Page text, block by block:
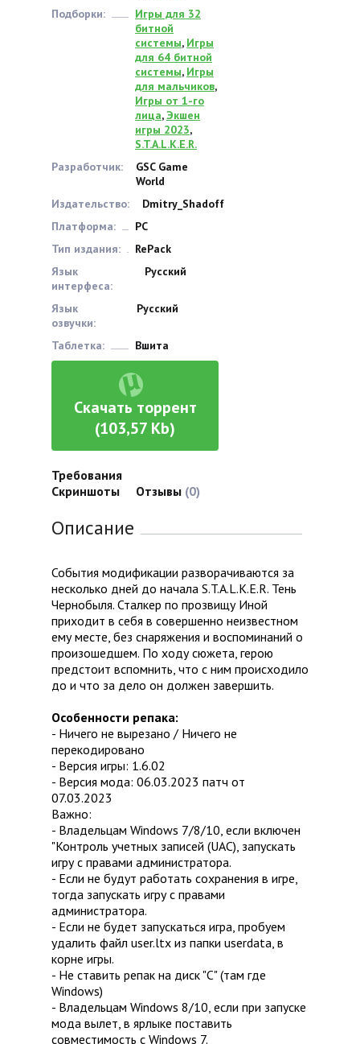
Подборки:
Игры для 32
битной
системы, Игры
для 64 битной
системы, Игры
для мальчиков,
Игры от 1-го
лица,Экшен
игры 2023,
S.T.A.L.K.E.R.
Разработчик:
GSC Game
World
Издательство:
Dmitry_Shadoff
Платформа:
PC
Тип издания:
RePack
Язык
интерфеса:
Русский
Язык
озвучки:
Русский
Таблетка: Вшита
Скачать торрент
(103,57 Kb)
Требования
Скриншоты
Отзывы (0)
Описание
События модификации разворачиваются за
несколько дней до начала S.T.A.L.K.E.R. Тень
Чернобыля. Сталкер по прозвищу Иной
приходит в себя в совершенно неизвестном
ему месте, без снаряжения и воспоминаний о
произошедшем. По ходу сюжета, герою
предстоит вспомнить, что с ним происходило
до и что за дело он должен завершить.
Особенности репака:
- Ничего не вырезано / Ничего не
перекодировано
- Версия игры: 1.6.02
- Версия мода: 06.03.2023 патч от
07.03.2023
Важно:
- Владельцам Windows 7/8/10, если включен
"Контроль учетных записей (UAC), запускать
игру с правами администратора.
- Если не будут работать сохранения в игре,
тогда запускать игру с правами
администратора.
- Если не будет запускаться игра, пробуем
удалить файл user.ltx из папки userdata, в
корне игры.
- Не ставить репак на диск "С" (там где
Windows)
- Владельцам Windows 8/10, если при запуске
мода вылет, в ярлыке поставить
совместимость с Windows 7.